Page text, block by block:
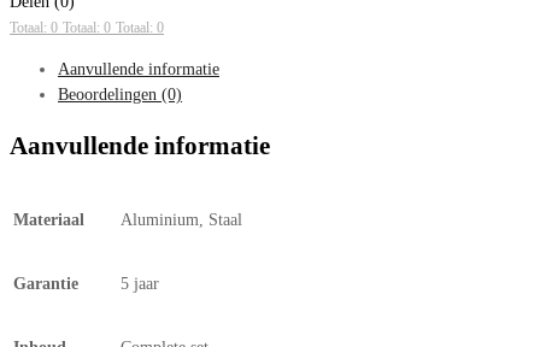
Totaal: 0 Totaal: 0 Totaal: 0
Aanvullende informatie
Beoordelingen (0)
Aanvullende informatie
Materiaal Aluminium, Staal
Garantie 5 jaar